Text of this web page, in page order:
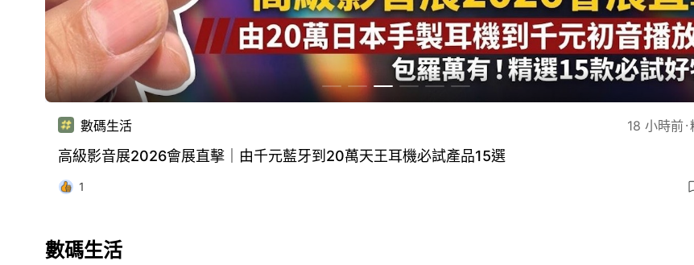
數碼生活 49 分鐘前
DJI OSMO Pocket 4P雙鏡Pocket 4單鏡版選購推薦｜那款更適合你？
天王耳機必試產品15選 手提電腦及桌上電腦推薦2026｜教你
數碼生活